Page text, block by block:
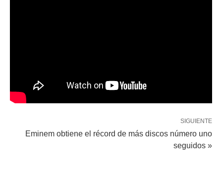
SIGUIENTE
Eminem obtiene el récord de más discos número uno
seguidos »